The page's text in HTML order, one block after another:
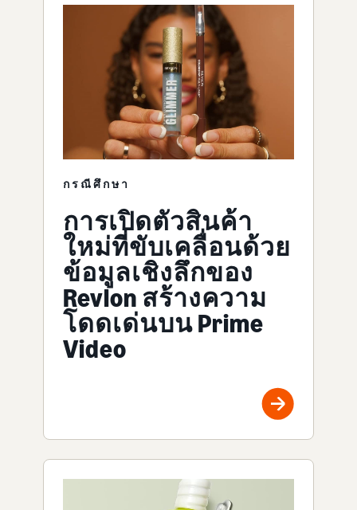
กรณีศึกษา
การเปิดตัวสินค้า
ใหม่ที่ขับเคลื่อนด้วย
ข้อมูลเชิงลึกของ
Revlon สร้างความ
โดดเด่นบน Prime
Video